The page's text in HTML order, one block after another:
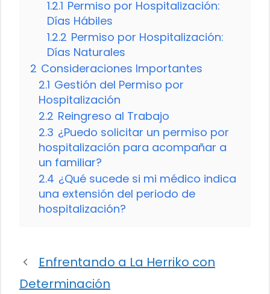
1.2.1 Permiso por Hospitalización:
Días Hábiles
1.2.2 Permiso por Hospitalización:
Días Naturales
2 Consideraciones Importantes
2.1 Gestión del Permiso por
Hospitalización
2.2 Reingreso al Trabajo
2.3 ¿Puedo solicitar un permiso por
hospitalización para acompañar a
un familiar?
2.4 ¿Qué sucede si mi médico indica
una extensión del periodo de
hospitalización?
Enfrentando a La Herriko con
Determinación